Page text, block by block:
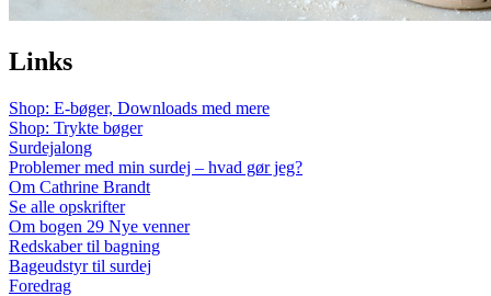
Links
Shop: E-bøger, Downloads med mere
Shop: Trykte bøger
Surdejalong
Problemer med min surdej – hvad gør jeg?
Om Cathrine Brandt
Se alle opskrifter
Om bogen 29 Nye venner
Redskaber til bagning
Bageudstyr til surdej
Foredrag